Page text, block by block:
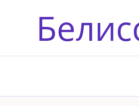
содержимому